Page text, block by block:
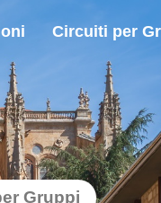
Circuiti per
Gruppi